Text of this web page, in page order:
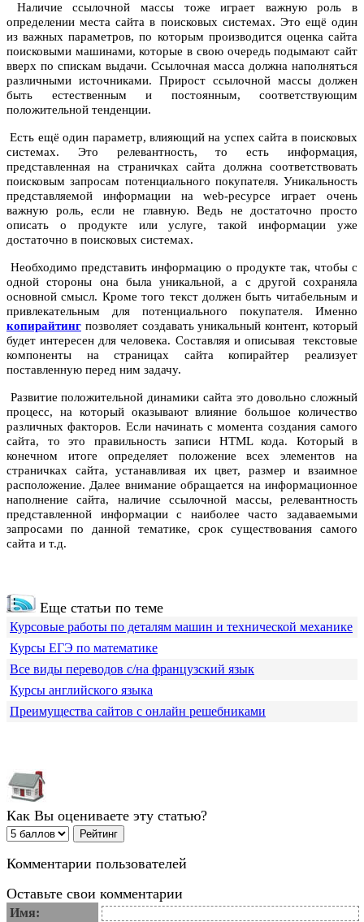
Наличие ссылочной массы тоже играет важную роль в
определении места сайта в поисковых системах. Это ещё один
из важных параметров, по которым производится оценка сайта
поисковыми машинами, которые в свою очередь подымают сайт
вверх по спискам выдачи. Ссылочная масса должна наполняться
различными источниками. Прирост ссылочной массы должен
быть естественным и постоянным, соответствующим
положительной тенденции.
Есть ещё один параметр, влияющий на успех сайта в поисковых
системах. Это релевантность, то есть информация,
представленная на страничках сайта должна соответствовать
поисковым запросам потенциального покупателя. Уникальность
представляемой информации на web-ресурсе играет очень
важную роль, если не главную. Ведь не достаточно просто
описать о продукте или услуге, такой информации уже
достаточно в поисковых системах.
Необходимо представить информацию о продукте так, чтобы с
одной стороны она была уникальной, а с другой сохраняла
основной смысл. Кроме того текст должен быть читабельным и
привлекательным для потенциального покупателя. Именно
копирайтинг позволяет создавать уникальный контент, который
будет интересен для человека. Составляя и описывая текстовые
компоненты на страницах сайта копирайтер реализует
поставленную перед ним задачу.
Развитие положительной динамики сайта это довольно сложный
процесс, на который оказывают влияние большое количество
различных факторов. Если начинать с момента создания самого
сайта, то это правильность записи HTML кода. Который в
конечном итоге определяет положение всех элементов на
страничках сайта, устанавливая их цвет, размер и взаимное
расположение. Далее внимание обращается на информационное
наполнение сайта, наличие ссылочной массы, релевантность
представленной информации с наиболее часто задаваемыми
запросами по данной тематике, срок существования самого
сайта и т.д.
Еще статьи по теме
Курсовые работы по деталям машин и технической механике
Курсы ЕГЭ по математике
Все виды переводов с/на французский язык
Курсы английского языка
Преимущества сайтов с онлайн решебниками
Как Вы оцениваете эту статью?
Комментарии пользователей
Оставьте свои комментарии
Имя: